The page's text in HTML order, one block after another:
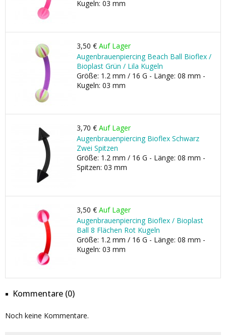
Kugeln: 03 mm
3,50 € Auf Lager
Augenbrauenpiercing Beach Ball Bioflex /
Bioplast Grün / Lila Kugeln
Größe: 1.2 mm / 16 G - Länge: 08 mm -
Kugeln: 03 mm
3,70 € Auf Lager
Augenbrauenpiercing Bioflex Schwarz
Zwei Spitzen
Größe: 1.2 mm / 16 G - Länge: 08 mm -
Spitzen: 03 mm
3,50 € Auf Lager
Augenbrauenpiercing Bioflex / Bioplast
Ball 8 Flächen Rot Kugeln
Größe: 1.2 mm / 16 G - Länge: 08 mm -
Kugeln: 03 mm
Kommentare (0)
Noch keine Kommentare.